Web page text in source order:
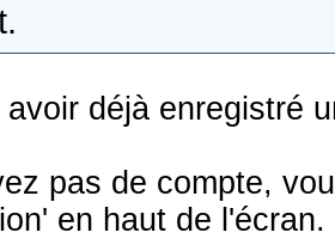
déjà enregistré
pas de compte,
en haut de l'écran.